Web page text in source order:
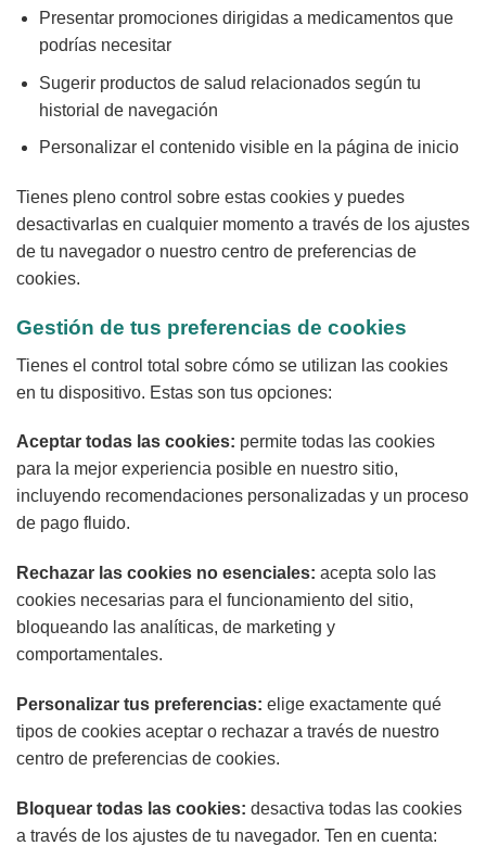
Presentar promociones dirigidas a medicamentos que
podrías necesitar
Sugerir productos de salud relacionados según tu
historial de navegación
Personalizar el contenido visible en la página de inicio
Tienes pleno control sobre estas cookies y puedes
desactivarlas en cualquier momento a través de los ajustes
de tu navegador o nuestro centro de preferencias de
cookies.
Gestión de tus preferencias de cookies
Tienes el control total sobre cómo se utilizan las cookies
en tu dispositivo. Estas son tus opciones:
Aceptar todas las cookies: permite todas las cookies
para la mejor experiencia posible en nuestro sitio,
incluyendo recomendaciones personalizadas y un proceso
de pago fluido.
Rechazar las cookies no esenciales: acepta solo las
cookies necesarias para el funcionamiento del sitio,
bloqueando las analíticas, de marketing y
comportamentales.
Personalizar tus preferencias: elige exactamente qué
tipos de cookies aceptar o rechazar a través de nuestro
centro de preferencias de cookies.
Bloquear todas las cookies: desactiva todas las cookies
a través de los ajustes de tu navegador. Ten en cuenta: